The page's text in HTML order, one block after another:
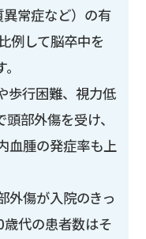
異常症など）の有
例して脳卒中を
歩行困難、視力低
部外傷を受け、
血腫の発症率も上
外傷が入院のきっ
代の患者数はそ